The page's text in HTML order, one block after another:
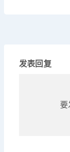
发表回复
要